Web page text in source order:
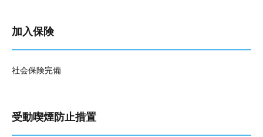
加入保険
社会保険完備
受動喫煙防止措置